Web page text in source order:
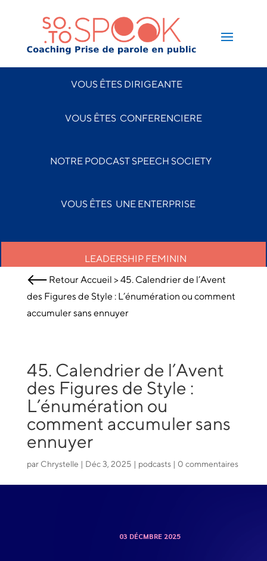
VOUS ÊTES DIRIGEANTE
VOUS ÊTES CONFERENCIERE
NOTRE PODCAST SPEECH SOCIETY
VOUS ÊTES UNE ENTERPRISE
LEADERSHIP FEMININ
RetourAccueil > 45. Calendrier de l’Avent
des Figures de Style : L’énumération ou comment
accumuler sans ennuyer
45. Calendrier de l’Avent
des Figures de Style :
L’énumération ou
comment accumuler sans
ennuyer
par Chrystelle | Déc 3, 2025 | podcasts| 0 commentaires
03 DÉCMBRE 2025